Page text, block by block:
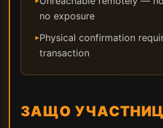
no exposure
▸Physical confirmation
transaction
ЗАЩО